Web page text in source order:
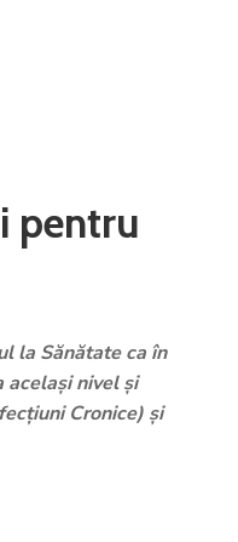
pentru
la Sănătate ca în
acelaşi nivel şi
Cronice) şi